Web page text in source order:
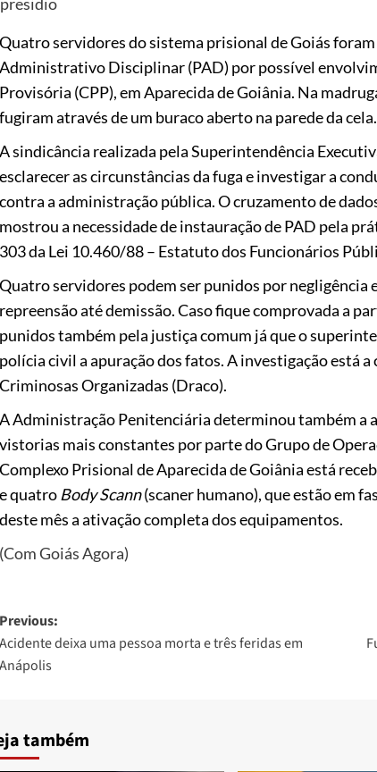
Quatro servidores do sistema prisional de Goiás
Administrativo Disciplinar (PAD) por possível
Provisória (CPP), em Aparecida de Goiânia. Na
fugiram através de um buraco aberto na parede da cela.
A sindicância realizada pela Superintendência
esclarecer as circunstâncias da fuga e investigar a
contra a administração pública. O cruzamento de
mostrou a necessidade de instauração de PAD pela
303 da Lei 10.460/88 – Estatuto dos Funcionários
Quatro servidores podem ser punidos por negligência
repreensão até demissão. Caso fique comprovada a
punidos também pela justiça comum já que o
polícia civil a apuração dos fatos. A investigação está a
Criminosas Organizadas (Draco).
A Administração Penitenciária determinou também a
vistorias mais constantes por parte do Grupo de
Complexo Prisional de Aparecida de Goiânia está
e quatroBody Scann(scaner humano), que estão em
deste mês a ativação completa dos equipamentos.
(Com Goiás Agora)
Post
navigation
Previous:
Acidente deixa uma pessoa morta e três feridas em
Anápolis
também